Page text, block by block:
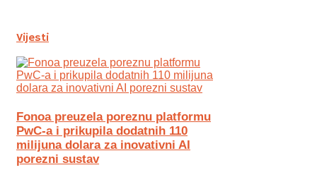
Vijesti
Fonoa preuzela poreznu platformu
PwC-a i prikupila dodatnih 110
milijuna dolara za inovativni AI
porezni sustav